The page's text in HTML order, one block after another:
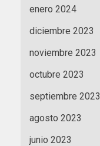
enero 2024
diciembre 2023
noviembre 2023
octubre 2023
septiembre 2023
agosto 2023
junio 2023